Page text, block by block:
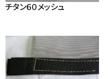
チタン６０メッシュ